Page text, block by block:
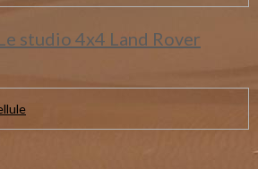
studio 4x4 Land Rover